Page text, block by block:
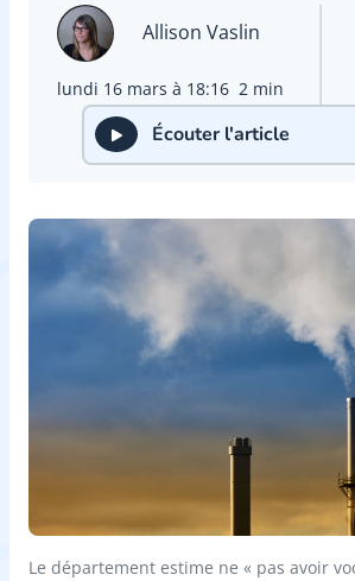
Allison Vaslin
lundi 16 mars à 18:16 2 min
Écouter l'article
Le département estime ne « pas avoir